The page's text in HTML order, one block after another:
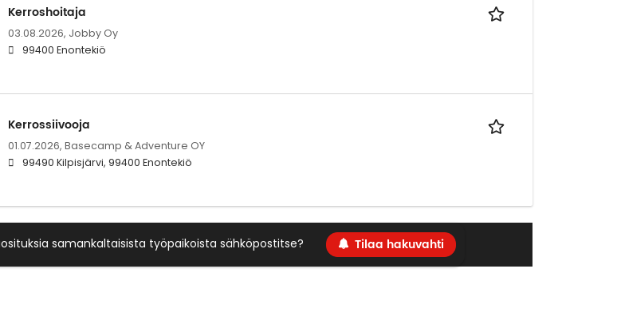
Kerroshoitaja
03.08.2026, Jobby Oy
99400 Enontekiö
Kerrossiivooja
01.07.2026, Basecamp & Adventure OY
99490 Kilpisjärvi, 99400 Enontekiö
samankaltaisista työpaikoista sähköpostitse? Tilaa hakuvahti